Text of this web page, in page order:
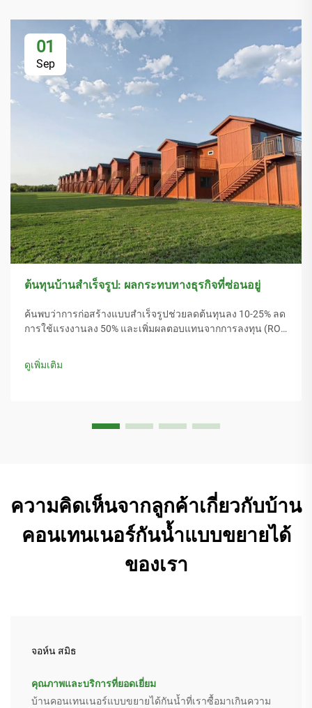
01
Sep
ต้นทุนบ้านสำเร็จรูป: ผลกระทบทางธุรกิจที่ซ่อนอยู่
ค้นพบว่าการก่อสร้างแบบสำเร็จรูปช่วยลดต้นทุนลง 10-25% ลด
การใช้แรงงานลง 50% และเพิ่มผลตอบแทนจากการลงทุน (ROI)
การก่อสร้างแบบโมดูลาร์ คลิกเพื่อเรียนรู้เพิ่มเติม
ดูเพิ่มเติม
ความคิดเห็นจากลูกค้าเกี่ยวกับบ้าน
คอนเทนเนอร์กันน้ำแบบขยายได้
ของเรา
จอห์น สมิธ
คุณภาพและบริการที่ยอดเยี่ยม
บ้านคอนเทนเนอร์แบบขยายได้กันน้ำที่เราซื้อมาเกินความ